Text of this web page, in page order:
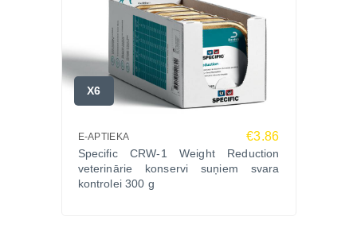
izmantot SPECIFIC™ FKD/FKW/FKW-L Kidney
Support barību.
Kaķus ar atkārtotu idiopātisko cistītu labāk ēdināt ar
mitro barību (SPECIFIC™ FCW/FCW-P Crystal
Management vai SPECIFIC™ FXW/FXW-P Adult).
SPECIFIC ir augstākās kvalitātes barības zīmols,
kas izstrādāts sadarbībā ar veterinārārstiem un
uztura speciālistiem, lai nodrošinātu kaķiem
X6
E-APTIEKA €3.86
Specific CRW-1 Weight Reduction
veterinārie konservi suņiem svara
kontrolei 300 g